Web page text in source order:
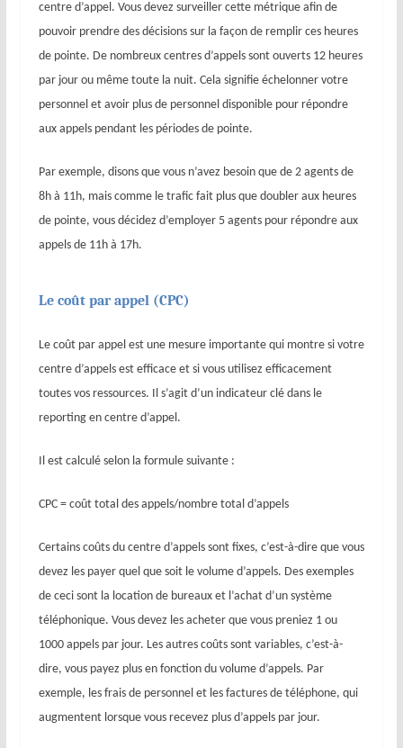
centre d’appel. Vous devez surveiller cette métrique afin de
pouvoir prendre des décisions sur la façon de remplir ces heures
de pointe. De nombreux centres d’appels sont ouverts 12 heures
par jour ou même toute la nuit. Cela signifie échelonner votre
personnel et avoir plus de personnel disponible pour répondre
aux appels pendant les périodes de pointe.
Par exemple, disons que vous n’avez besoin que de 2 agents de
8h à 11h, mais comme le trafic fait plus que doubler aux heures
de pointe, vous décidez d’employer 5 agents pour répondre aux
appels de 11h à 17h.
Le coût par appel (CPC)
Le coût par appel est une mesure importante qui montre si votre
centre d’appels est efficace et si vous utilisez efficacement
toutes vos ressources. Il s’agit d’un indicateur clé dans le
reporting en centre d’appel.
Il est calculé selon la formule suivante :
CPC = coût total des appels/nombre total d’appels
Certains coûts du centre d’appels sont fixes, c’est-à-dire que vous
devez les payer quel que soit le volume d’appels. Des exemples
de ceci sont la location de bureaux et l’achat d’un système
téléphonique. Vous devez les acheter que vous preniez 1 ou
1000 appels par jour. Les autres coûts sont variables, c’est-à-
dire, vous payez plus en fonction du volume d’appels. Par
exemple, les frais de personnel et les factures de téléphone, qui
augmentent lorsque vous recevez plus d’appels par jour.